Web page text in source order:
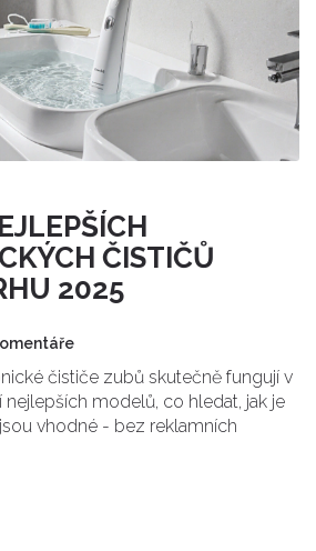
ČISTIČŮ
2025
čističe zubů skutečně fungují v
nejlepších modelů, co hledat, jak je
vhodné - bez reklamních